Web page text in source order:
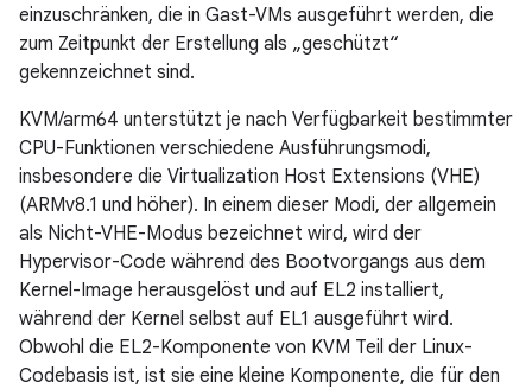
einzuschränken, die in Gast-VMs ausgeführt werden, die
zum Zeitpunkt der Erstellung als „geschützt“
gekennzeichnet sind.
KVM/arm64 unterstützt je nach Verfügbarkeit bestimmter
CPU-Funktionen verschiedene Ausführungsmodi,
insbesondere die Virtualization Host Extensions (VHE)
(ARMv8.1 und höher). In einem dieser Modi, der allgemein
als Nicht-VHE-Modus bezeichnet wird, wird der
Hypervisor-Code während des Bootvorgangs aus dem
Kernel-Image herausgelöst und auf EL2 installiert,
während der Kernel selbst auf EL1 ausgeführt wird.
Obwohl die EL2-Komponente von KVM Teil der Linux-
Codebasis ist, ist sie eine kleine Komponente, die für den